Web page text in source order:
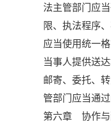
法主管部门应
限、执法程序
应当使用统一
当事人提供送
邮寄、委托、
管部门应当通
第六章 协作